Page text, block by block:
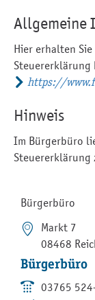
Allgemeine
Hier erhalten
https://
Hinweis
Im Bürgerbüro
Bürgerbüro
Markt 7
08468
Bürgerbüro
03765